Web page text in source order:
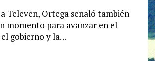
Televen, Ortega señaló también
momento para avanzar en el
gobierno y la…